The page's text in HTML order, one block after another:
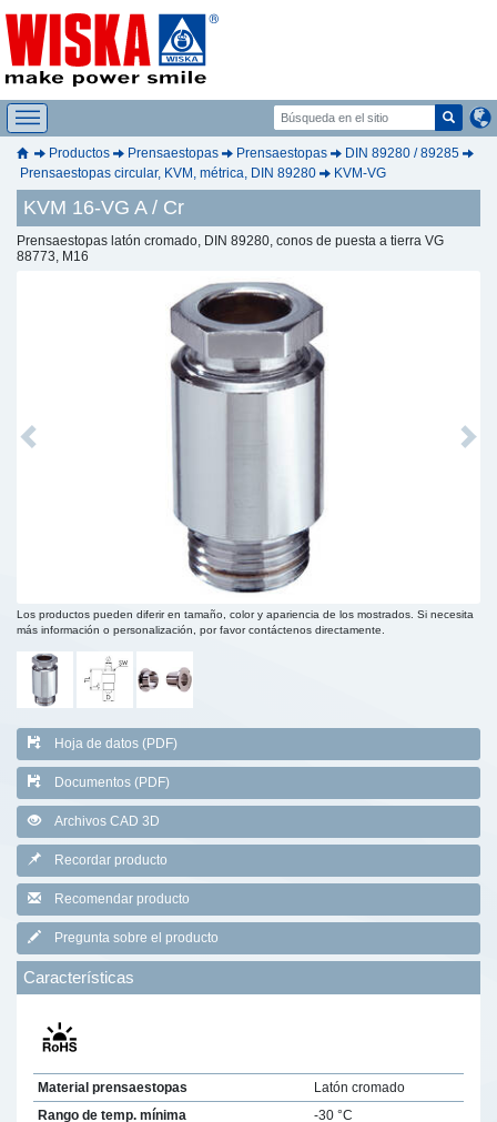
Productos Prensaestopas Prensaestopas
DIN 89280 / 89285
Prensaestopas circular, KVM, métrica, DIN 89280
KVM-VG
KVM 16-VG A / Cr
Prensaestopas latón cromado, DIN 89280, conos de puesta a tierra VG
88773, M16
Previous Next
Los productos pueden diferir en tamaño, color y apariencia de los mostrados. Si necesita
más información o personalización, por favor contáctenos directamente.
Hoja de datos (PDF)
Documentos (PDF)
Archivos CAD 3D
Recordar producto
Recomendar producto
Pregunta sobre el producto
Características
Material prensaestopas
Latón cromado
Rango de temp. mínima
-30 °C